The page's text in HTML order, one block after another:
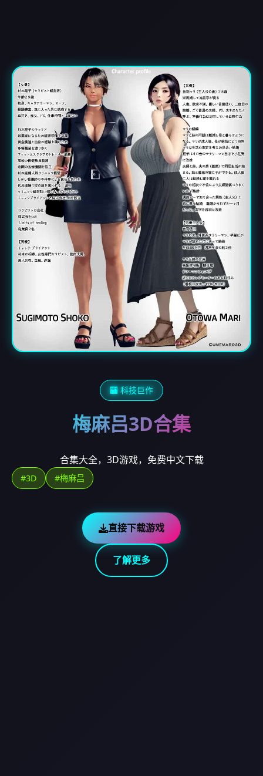
🏧 科技巨作
梅麻吕3D合集
合集大全，3D游戏，免费中文下载
#3D #梅麻吕
直接下载游戏
了解更多